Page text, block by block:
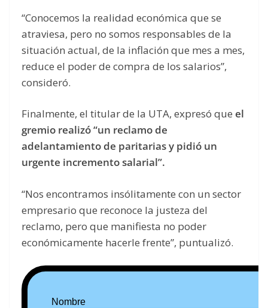
“Conocemos la realidad económica que se
atraviesa, pero no somos responsables de la
situación actual, de la inflación que mes a mes,
reduce el poder de compra de los salarios”,
consideró.
Finalmente, el titular de la UTA, expresó que el
gremio realizó “un reclamo de
adelantamiento de paritarias y pidió un
urgente incremento salarial”.
“Nos encontramos insólitamente con un sector
empresario que reconoce la justeza del
reclamo, pero que manifiesta no poder
económicamente hacerle frente”, puntualizó.
Nombre